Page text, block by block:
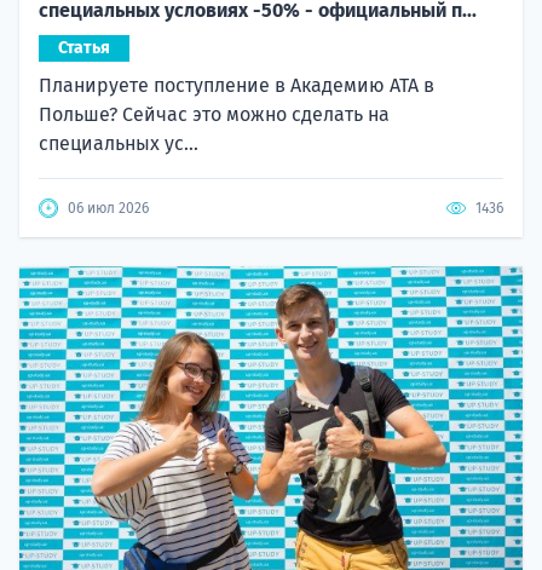
специальных условиях -50% - официальный п...
Статья
Планируете поступление в Академию ATA в
Польше? Сейчас это можно сделать на
специальных ус...
06 июл 2026 1436